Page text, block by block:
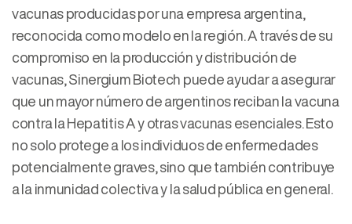
vacunas producidas por una empresa argentina,
reconocida como modelo en la región. A través de su
compromiso en la producción y distribución de
vacunas, Sinergium Biotech puede ayudar a asegurar
que un mayor número de argentinos reciban la vacuna
contra la Hepatitis A y otras vacunas esenciales. Esto
no solo protege a los individuos de enfermedades
potencialmente graves, sino que también contribuye
a la inmunidad colectiva y la salud pública en general.